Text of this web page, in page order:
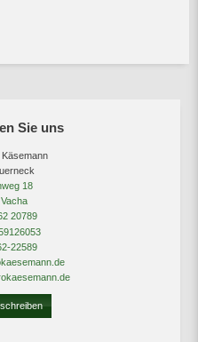
Sie uns
18
20789
22589